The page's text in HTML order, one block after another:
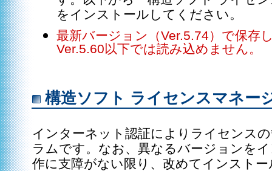
をインストールしてください。
最新バージョン（Ver.5.74）で保存
Ver.5.60以下では読み込めません。
構造ソフト ライセンスマネー
インターネット認証によりライセンス
ラムです。なお、異なるバージョンを
作に支障がない限り、改めてインスト